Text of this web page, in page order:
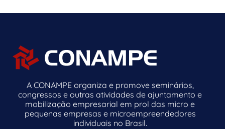
A CONAMPE organiza e promove seminários,
congressos e outras atividades de ajuntamento e
mobilização empresarial em prol das micro e
pequenas empresas e microempreendedores
individuais no Brasil.